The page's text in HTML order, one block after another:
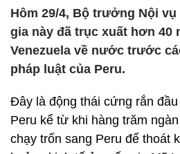
Hôm 29/4, Bộ trưởng Nội
gia này đã trục xuất hơn
Venezuela về nước trước
pháp luật của Peru.
Đây là động thái cứng rắn
Peru kể từ khi hàng trăm
chạy trốn sang Peru để thoát